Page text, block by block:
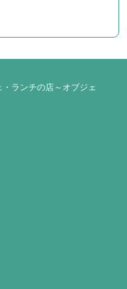
ランチの店～オブジェ